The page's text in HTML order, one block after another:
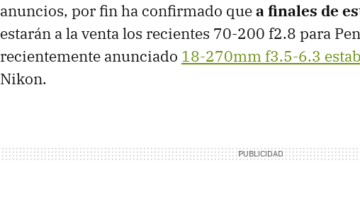
anuncios, por fin ha confirmado quea finales de
estarán a la venta los recientes 70-200 f2.8 para
recientemente anunciado 18-270mm f3.5-6.3
Nikon.